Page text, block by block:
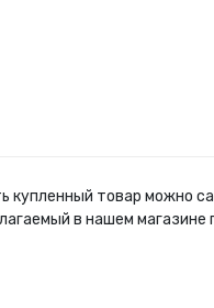
купленный товар можно
в нашем